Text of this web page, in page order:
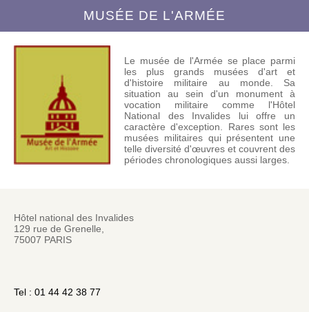
MUSÉE DE L'ARMÉE
Le musée de l'Armée se place parmi
les plus grands musées d'art et
d'histoire militaire au monde. Sa
situation au sein d'un monument à
vocation militaire comme l'Hôtel
National des Invalides lui offre un
caractère d'exception. Rares sont les
musées militaires qui présentent une
telle diversité d'œuvres et couvrent des
périodes chronologiques aussi larges.
Hôtel national des Invalides
129 rue de Grenelle,
75007 PARIS
Tel : 01 44 42 38 77